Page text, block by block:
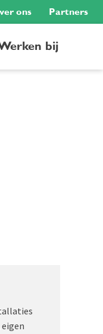
ons Partners
bij